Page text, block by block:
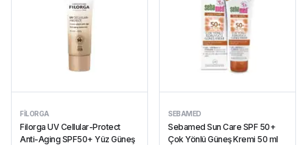
FILORGA
Filorga UV Cellular-Protect
Anti-Aging SPF50+ Yüz Güneş
SEBAMED
Sebamed Sun Care SPF 50+
Çok Yönlü Güneş Kremi 50 ml